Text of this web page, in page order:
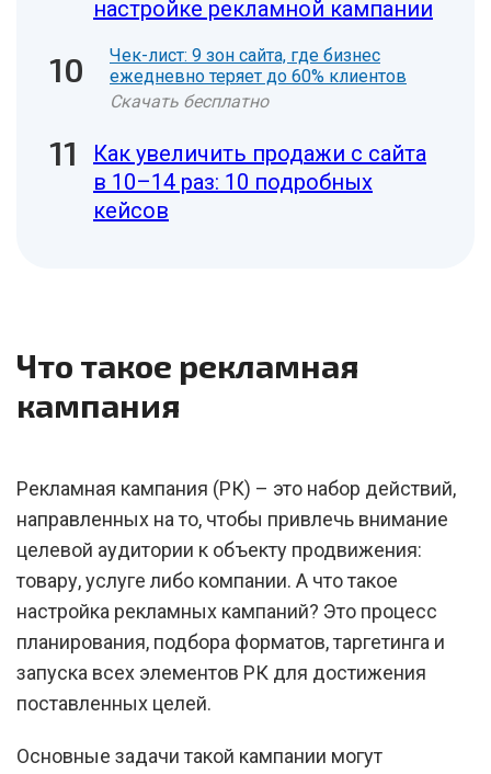
настройке рекламной кампании
Чек-лист: 9 зон сайта, где бизнес
ежедневно теряет до 60% клиентов
Скачать бесплатно
Как увеличить продажи с сайта
в 10–14 раз: 10 подробных
кейсов
Что такое рекламная
кампания
Рекламная кампания (РК) – это набор действий,
направленных на то, чтобы привлечь внимание
целевой аудитории к объекту продвижения:
товару, услуге либо компании. А что такое
настройка рекламных кампаний? Это процесс
планирования, подбора форматов, таргетинга и
запуска всех элементов РК для достижения
поставленных целей.
Основные задачи такой кампании могут